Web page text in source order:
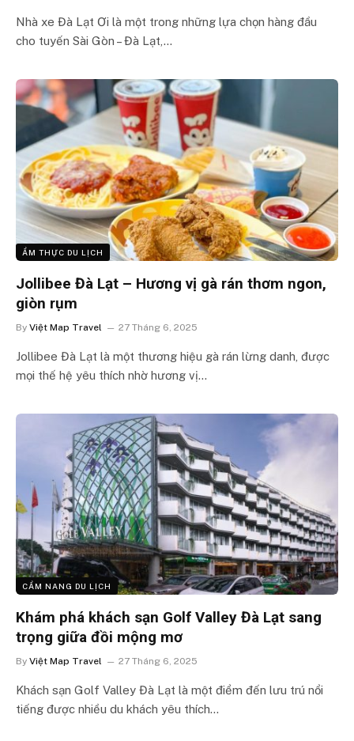
Nhà xe Đà Lạt Ơi là một trong những lựa chọn hàng đầu
cho tuyến Sài Gòn – Đà Lạt,…
ẨM THỰC DU LỊCH
Jollibee Đà Lạt – Hương vị gà rán thơm ngon,
giòn rụm
By Việt Map Travel 27 Tháng 6, 2025
Jollibee Đà Lạt là một thương hiệu gà rán lừng danh, được
mọi thế hệ yêu thích nhờ hương vị…
CẨM NANG DU LỊCH
Khám phá khách sạn Golf Valley Đà Lạt sang
trọng giữa đồi mộng mơ
By Việt Map Travel 27 Tháng 6, 2025
Khách sạn Golf Valley Đà Lạt là một điểm đến lưu trú nổi
tiếng được nhiều du khách yêu thích…